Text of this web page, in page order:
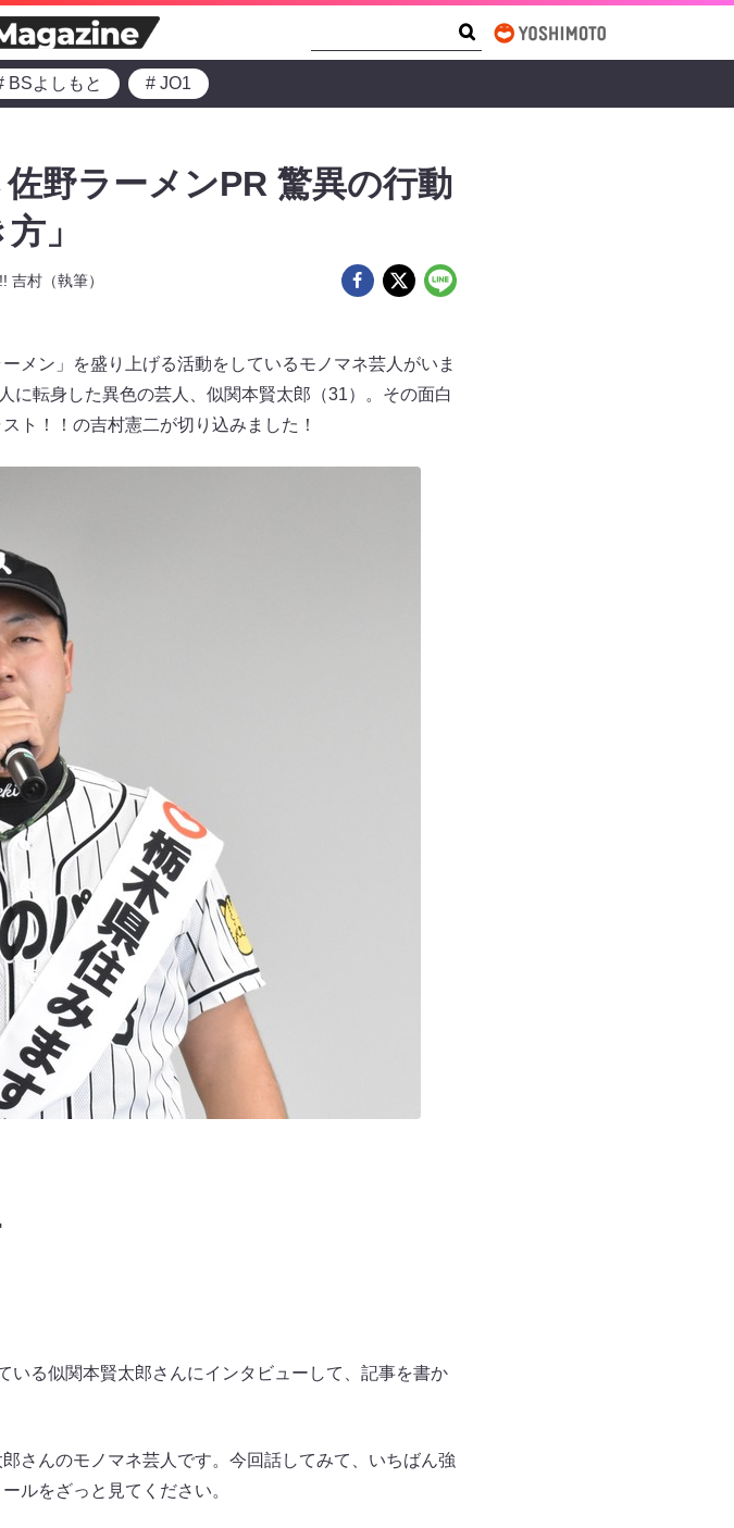
BSよしもと # JO1
野ラーメンPR 驚異の行動
」
吉村（執筆）
メン」を盛り上げる活動をしているモノマネ芸人がいま
に転身した異色の芸人、似関本賢太郎（31）。その面白
ト！！の吉村憲二が切り込みました！
る似関本賢太郎さんにインタビューして、記事を書か
さんのモノマネ芸人です。今回話してみて、いちばん強
ルをざっと見てください。